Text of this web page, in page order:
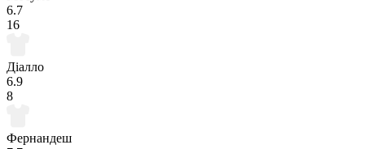
6.7
16
Діалло
6.9
8
Фернандеш